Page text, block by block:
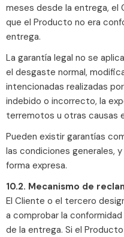
meses desde la entrega, el
que el Producto no era
entrega.
La garantía legal no se
el desgaste normal,
intencionadas realizadas
indebido o incorrecto, la
terremotos u otras causas
Pueden existir garantías
las condiciones generales,
forma expresa.
10.2. Mecanismo de
El Cliente o el tercero
a comprobar la
de la entrega. Si el